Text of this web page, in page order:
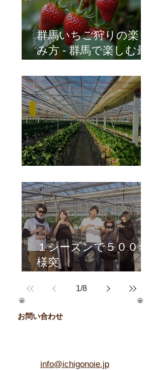
群馬いちご狩りの楽し
み方 - 群馬で楽しむ最
１シーズンで５００名
様突
人気のいちご大福体験♪
1/8
お問い合わせ
info@ichigonoie.jp